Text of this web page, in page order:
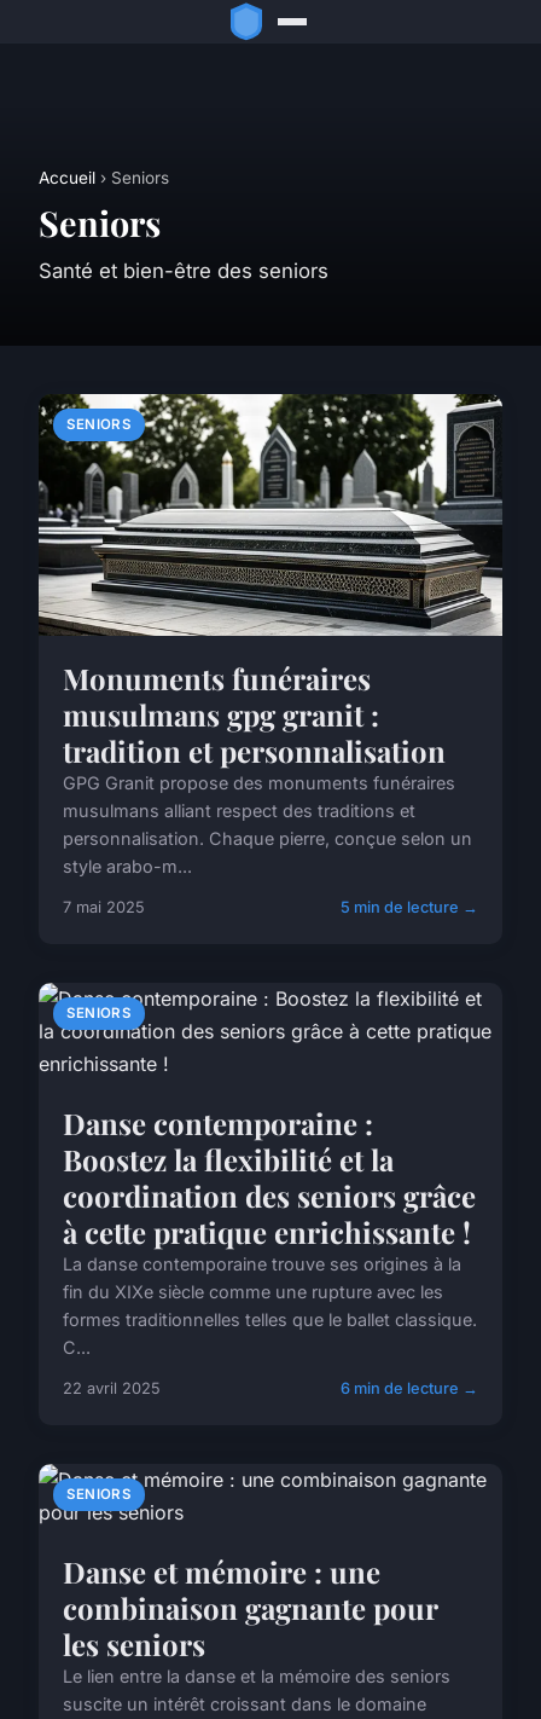
Accueil › Seniors
Seniors
Santé et bien-être des seniors
SENIORS
Monuments funéraires
musulmans gpg granit :
tradition et personnalisation
GPG Granit propose des monuments funéraires
musulmans alliant respect des traditions et
personnalisation. Chaque pierre, conçue selon un
style arabo-m...
7 mai 2025 5 min de lecture →
SENIORS
Danse contemporaine :
Boostez la flexibilité et la
coordination des seniors grâce
à cette pratique enrichissante !
La danse contemporaine trouve ses origines à la
fin du XIXe siècle comme une rupture avec les
formes traditionnelles telles que le ballet classique.
C...
22 avril 2025 6 min de lecture →
SENIORS
Danse et mémoire : une
combinaison gagnante pour
les seniors
Le lien entre la danse et la mémoire des seniors
suscite un intérêt croissant dans le domaine